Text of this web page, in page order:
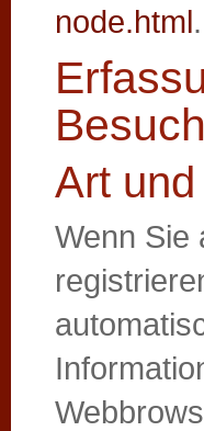
node.html.
Art
Wenn Sie